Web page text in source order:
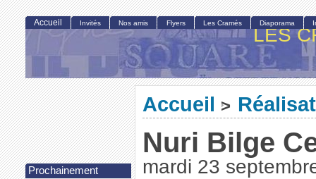
LES
Accueil >
Nuri Bilge
mardi 23
Accueil Invités Nos amis Flyers Les Cramés Diaporama
Prochainement